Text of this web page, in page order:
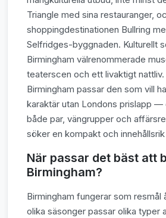
Triangle med sina restauranger,
shoppingdestinationen Bullring
Selfridges-byggnaden. Kulturellt
Birmingham välrenommerade
teaterscen och ett livaktigt
Birmingham passar den som vill
karaktär utan Londons prislapp
både par, vängrupper och
söker en kompakt och
När passar det bäst att
Birmingham?
Birmingham fungerar som resmål
olika säsonger passar olika typer